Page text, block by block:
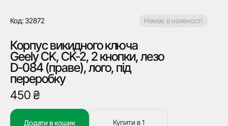
Код: 32872 Немає в наявності
Корпус викидного ключа
Geely CK, CK-2, 2 кнопки, лезо
D-084 (праве), лого, під
переробку
450₴
Додати в кошик
Купити в 1